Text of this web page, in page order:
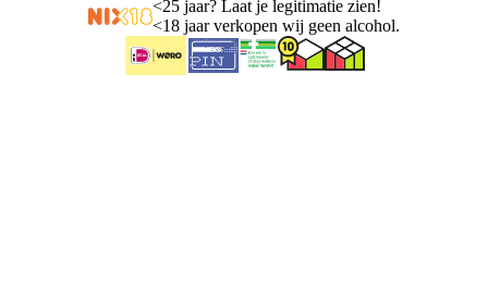
<25 jaar? Laat je legitimatie zien!
<18 jaar verkopen wij geen alcohol.